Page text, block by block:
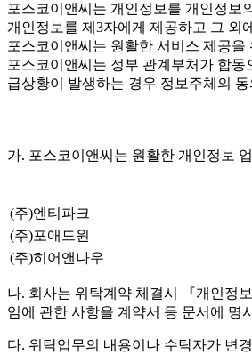
포스코이앤씨는 개인정보를 개인정보
개인정보를 제3자에게 제공하고 그 외
포스코이앤씨는 원활한 서비스 제공
포스코이앤씨는 정부 관계부처가 합동
급상황이 발생하는 경우 정보주체의
가. 포스코이앤씨는 원활한 개인정보
(주)엔티파크
(주)포애드원
(주)히어앤나우
나. 회사는 위탁계약 체결시 『개인정
임에 관한 사항을 계약서 등 문서에 명
다. 위탁업무의 내용이나 수탁자가 변